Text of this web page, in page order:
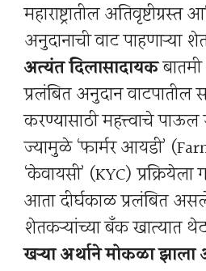
महाराष्ट्रातील अतिवृष्टीग्रस्त
अनुदानाची वाट पाहणाऱ्या
अत्यंत दिलासादायक
प्रलंबित अनुदान वाटपातील
करण्यासाठी महत्त्वाचे
ज्यामुळे ‘फार्मर आयडी’
‘केवायसी’ (KYC)
आता दीर्घकाळ प्रलंबित
शेतकऱ्यांच्या बँक खात्यात थेट
खऱ्या अर्थाने मोकळा